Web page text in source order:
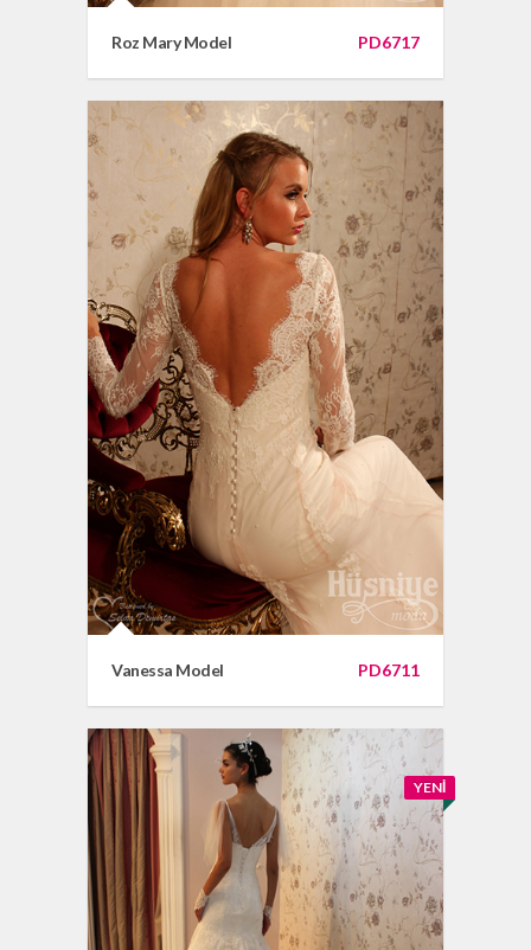
PD6717
Roz Mary Model
PD6711
Vanessa Model
YENI